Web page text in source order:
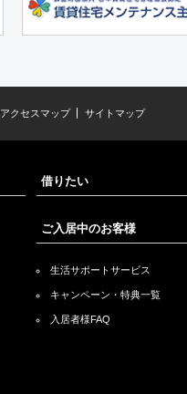
アクセスマップ サイトマップ
借りたい
ご入居中のお客様
生活サポートサービス
キャンペーン・特典一覧
入居者様FAQ